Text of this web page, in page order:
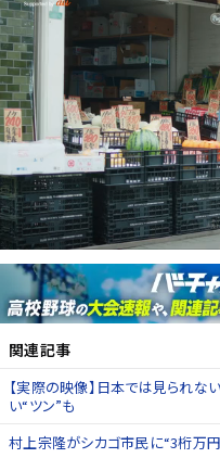
関連記事
【実際の映像】日本では見られ
い“ツン”も
村上宗隆がシカゴ市民に“3桁